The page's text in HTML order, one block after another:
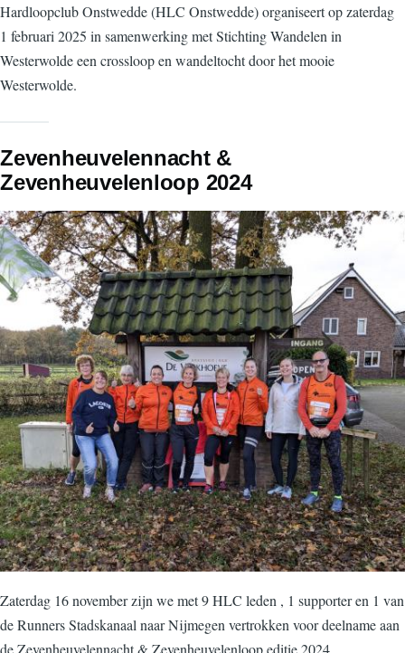
Hardloopclub Onstwedde (HLC Onstwedde) organiseert op zaterdag
1 februari 2025 in samenwerking met Stichting Wandelen in
Westerwolde een crossloop en wandeltocht door het mooie
Westerwolde.
Zevenheuvelennacht &
Zevenheuvelenloop 2024
Zaterdag 16 november zijn we met 9 HLC leden , 1 supporter en 1 van
de Runners Stadskanaal naar Nijmegen vertrokken voor deelname aan
de Zevenheuvelennacht & Zevenheuvelenloop editie 2024.